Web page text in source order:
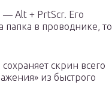
— Alt + PrtScr. Его
папка в проводнике, то
скрин всего
из быстрого